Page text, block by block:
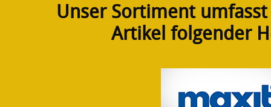
Unser Sortiment
Artikel folgender